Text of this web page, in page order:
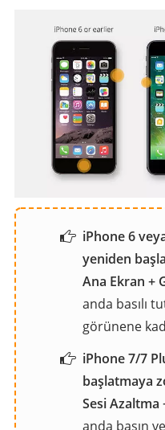
iPhone 6
yeniden
Ana Ekran +
anda basılı
görünene
iPhone 7/7
başlatmaya
Sesi Azaltma
anda basın